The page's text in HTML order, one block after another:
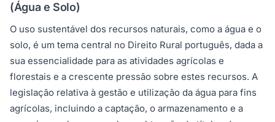
(Água e Solo)
O uso sustentável dos recursos naturais, como a água e o
solo, é um tema central no Direito Rural português, dada a
sua essencialidade para as atividades agrícolas e
florestais e a crescente pressão sobre estes recursos. A
legislação relativa à gestão e utilização da água para fins
agrícolas, incluindo a captação, o armazenamento e a